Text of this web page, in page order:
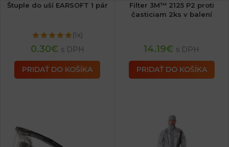
Štuple do uší EARSOFT 1 pár
(1x)
0.30€ s DPH
PRIDAŤ DO KOŠÍKA
Filter 3M™ 2125 P2 proti
časticiam 2ks v balení
14.19€ s DPH
PRIDAŤ DO KOŠÍKA